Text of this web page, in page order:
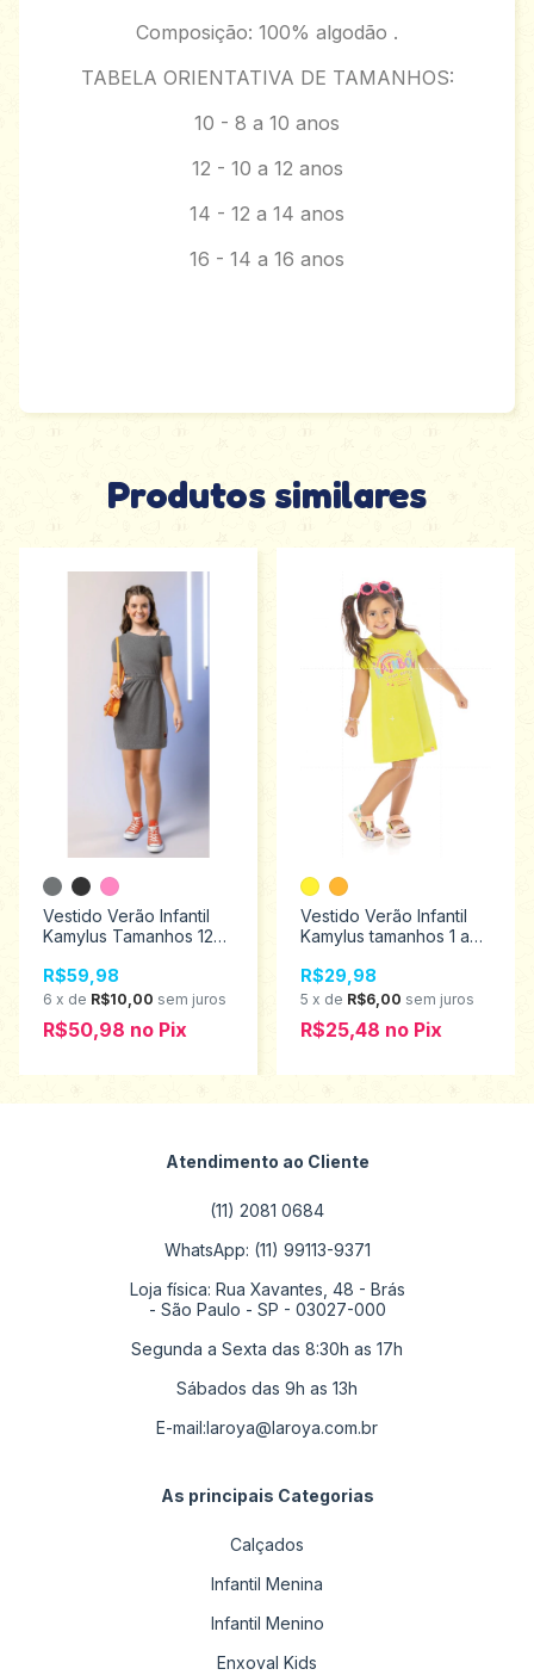
Composição: 100% algodão .
TABELA ORIENTATIVA DE TAMANHOS:
10 - 8 a 10 anos
12 - 10 a 12 anos
14 - 12 a 14 anos
16 - 14 a 16 anos
Produtos similares
Vestido Verão Infantil
Kamylus Tamanhos 12
R$59,98
6 x de R$10,00 sem juros
R$50,98 no Pix
Vestido Verão Infantil
Kamylus tamanhos 1 ao
R$29,98
5 x de R$6,00 sem juros
R$25,48 no Pix
Atendimento ao Cliente
(11) 2081 0684
WhatsApp: (11) 99113-9371
Loja física: Rua Xavantes, 48 - Brás
- São Paulo - SP - 03027-000
Segunda a Sexta das 8:30h as 17h
Sábados das 9h as 13h
E-mail:laroya@laroya.com.br
As principais Categorias
Calçados
Infantil Menina
Infantil Menino
Enxoval Kids